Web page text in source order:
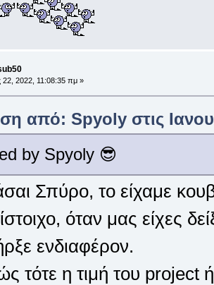
22, 2022, 11:08:35 πμ »
από: Spyoly στις
by Spyoly 😎
Σπύρο, το είχαμε
όταν μας είχες
ενδιαφέρον.
τότε η τιμή του project